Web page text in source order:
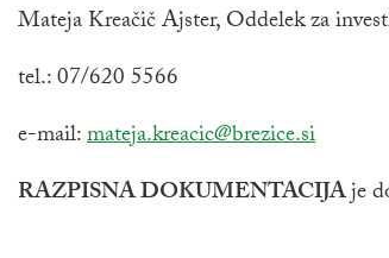
Mateja Kreačič Ajster, Oddelek za
tel.: 07/620 5566
e-mail:mateja.kreacic@brezice.si
RAZPISNA DOKUMENTACIJAje